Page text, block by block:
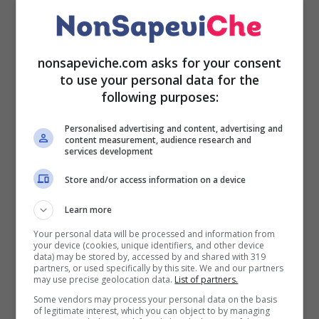
pianta rampicantecon lefogliea forma dicuore
kiwi è un frutto prettamente invernale, ma negli anni
coltivazione
permette si che è possibile
reperirlo anche durante tutto l’ anno
produttore
anche la suaoriginiè prettamente cinese. Il kiwi è
unfruttocomposto da unascorza marrone
verde accesa molto succosa ricca disemi neri
commercio è possibile trovarla anche
Questa frutta è ricca dinutrientiinfatti possiede
grandi quantità diVitamineC, K, E,sali minerali
come il potassio o il fosforo, folati, antiossidanti
carotenoidied è un alimento abasso contenuto
siaglicemicoche calorico.
nonsapeviche.com asks for your consent
to use your personal data for the
following purposes:
Personalised advertising and content, advertising and
content measurement, audience research and
services development
Store and/or access information on a device
Learn more
Your personal data will be processed and information from
your device (cookies, unique identifiers, and other device
data) may be stored by, accessed by and shared with 319
partners, or used specifically by this site. We and our partners
may use precise geolocation data. List of partners.
Some vendors may process your personal data on the basis
of legitimate interest, which you can object to by managing